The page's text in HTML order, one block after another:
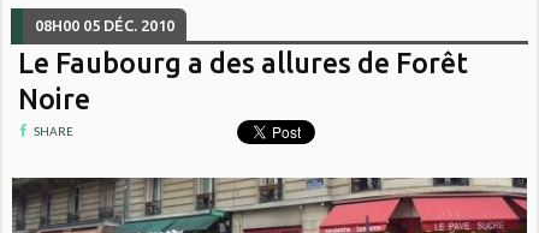
08H00 05 DÉC. 2010
Le Faubourg a des allures de Forêt
Noire
SHARE